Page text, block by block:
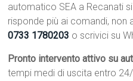
automatico SEA a Recanati
risponde più ai comandi, non
0733 1780203 o scrivici su
Pronto intervento attivo su
tempi medi di uscita entro